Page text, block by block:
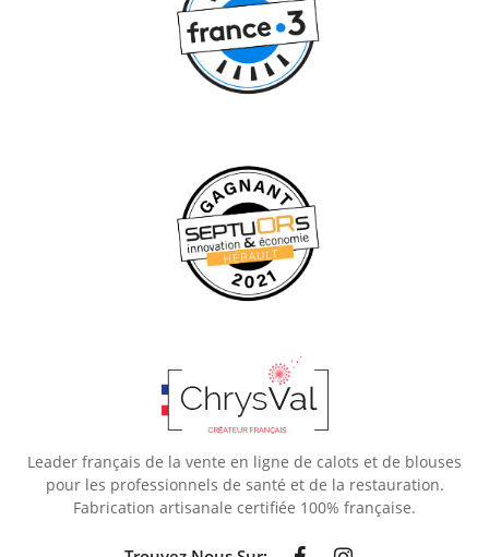
Leader français de la vente en ligne de calots et de blouses
pour les professionnels de santé et de la restauration.
Fabrication artisanale certifiée 100% française.